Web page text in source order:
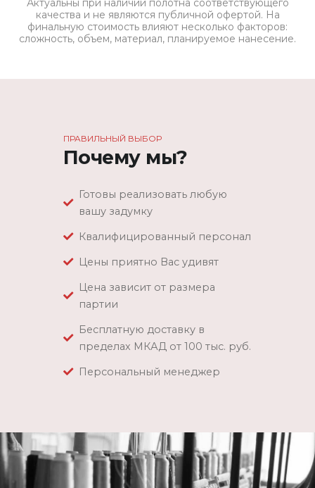
Актуальны при наличии полотна соответствующего
качества и не являются публичной офертой. На
финальную стоимость влияют несколько факторов:
сложность, объем, материал, планируемое нанесение.
ПРАВИЛЬНЫЙ ВЫБОР
Почему мы?
Готовы реализовать любую
вашу задумку
Квалифицированный персонал
Цены приятно Вас удивят
Цена зависит от размера
партии
Бесплатную доставку в
пределах МКАД от 100 тыс. руб.
Персональный менеджер